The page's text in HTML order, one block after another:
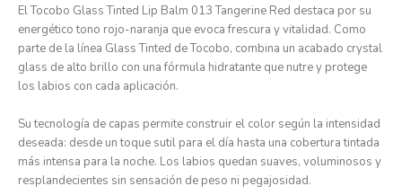
El Tocobo Glass Tinted Lip Balm 013 Tangerine Red destaca por su
energético tono rojo-naranja que evoca frescura y vitalidad. Como
parte de la línea Glass Tinted de Tocobo, combina un acabado crystal
glass de alto brillo con una fórmula hidratante que nutre y protege
los labios con cada aplicación.
Su tecnología de capas permite construir el color según la intensidad
deseada: desde un toque sutil para el día hasta una cobertura tintada
más intensa para la noche. Los labios quedan suaves, voluminosos y
resplandecientes sin sensación de peso ni pegajosidad.